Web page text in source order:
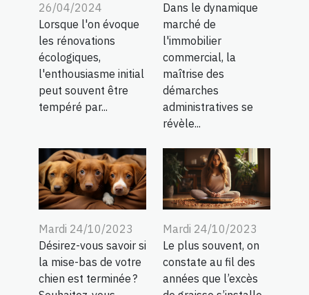
26/04/2024
Lorsque l'on évoque
les rénovations
écologiques,
l'enthousiasme initial
peut souvent être
tempéré par...
Dans le dynamique
marché de
l'immobilier
commercial, la
maîtrise des
démarches
administratives se
révèle...
Mardi 24/10/2023
Désirez-vous savoir si
la mise-bas de votre
chien est terminée ?
Mardi 24/10/2023
Le plus souvent, on
constate au fil des
années que l’excès